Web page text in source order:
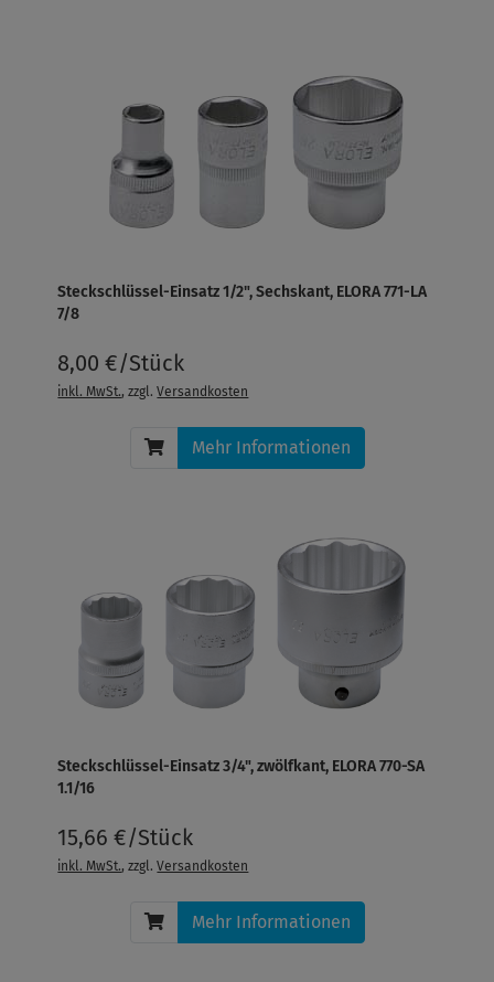
Steckschlüssel-Einsatz 1/2", Sechskant, ELORA 771-LA
7/8
8,00 €/Stück
inkl. MwSt., zzgl.Versandkosten
Mehr Informationen
Steckschlüssel-Einsatz 3/4", zwölfkant, ELORA 770-SA
1.1/16
15,66 €/Stück
inkl. MwSt., zzgl.Versandkosten
Mehr Informationen